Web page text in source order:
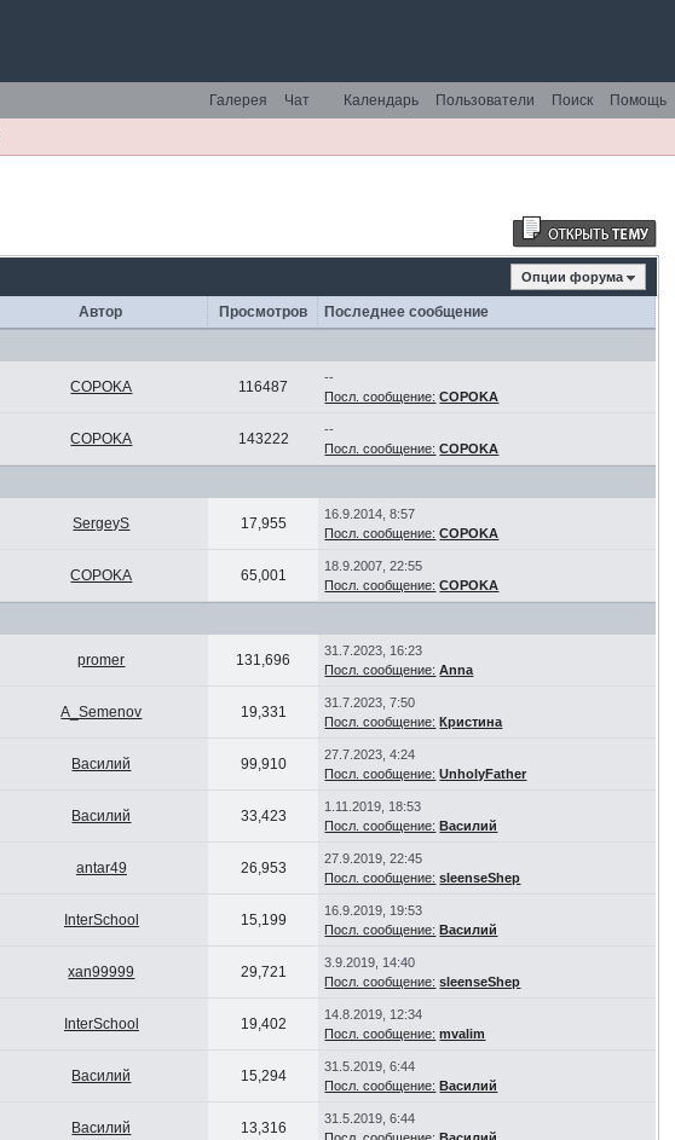
Помощь
Поиск
Пользователи
Календарь
Чат
Галерея
Опции форума
Автор Просмотров
Последнее сообщение
COPOKA 116487
--
Посл. сообщение: COPOKA
COPOKA 143222
--
Посл. сообщение: COPOKA
SergeyS 17,955
16.9.2014, 8:57
Посл. сообщение: COPOKA
COPOKA 65,001
18.9.2007, 22:55
Посл. сообщение: COPOKA
promer 131,696
31.7.2023, 16:23
Посл. сообщение: Anna
A_Semenov 19,331
31.7.2023, 7:50
Посл. сообщение: Кристина
Василий 99,910
27.7.2023, 4:24
Посл. сообщение: UnholyFather
Василий 33,423
1.11.2019, 18:53
Посл. сообщение: Василий
antar49 26,953
27.9.2019, 22:45
Посл. сообщение: sleenseShep
InterSchool 15,199
16.9.2019, 19:53
Посл. сообщение: Василий
xan99999 29,721
3.9.2019, 14:40
Посл. сообщение: sleenseShep
InterSchool 19,402
14.8.2019, 12:34
Посл. сообщение: mvalim
Василий 15,294
31.5.2019, 6:44
Посл. сообщение: Василий
Василий 13,316
31.5.2019, 6:44